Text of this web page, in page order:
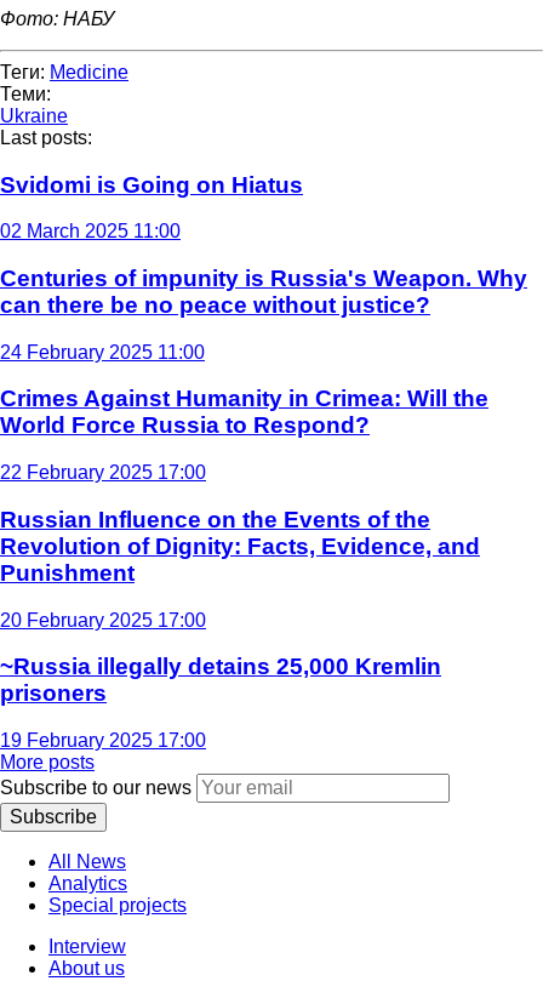
Фото: НАБУ
Теги: Medicine
Теми:
Ukraine
Last posts:
Svidomi is Going on Hiatus
02 March 2025 11:00
Centuries of impunity is Russia's Weapon. Why
can there be no peace without justice?
24 February 2025 11:00
Crimes Against Humanity in Crimea: Will the
World Force Russia to Respond?
22 February 2025 17:00
Russian Influence on the Events of the
Revolution of Dignity: Facts, Evidence, and
Punishment
20 February 2025 17:00
~Russia illegally detains 25,000 Kremlin
prisoners
19 February 2025 17:00
More posts
Subscribe to our news
Subscribe
All News
Analytics
Special projects
Interview
About us